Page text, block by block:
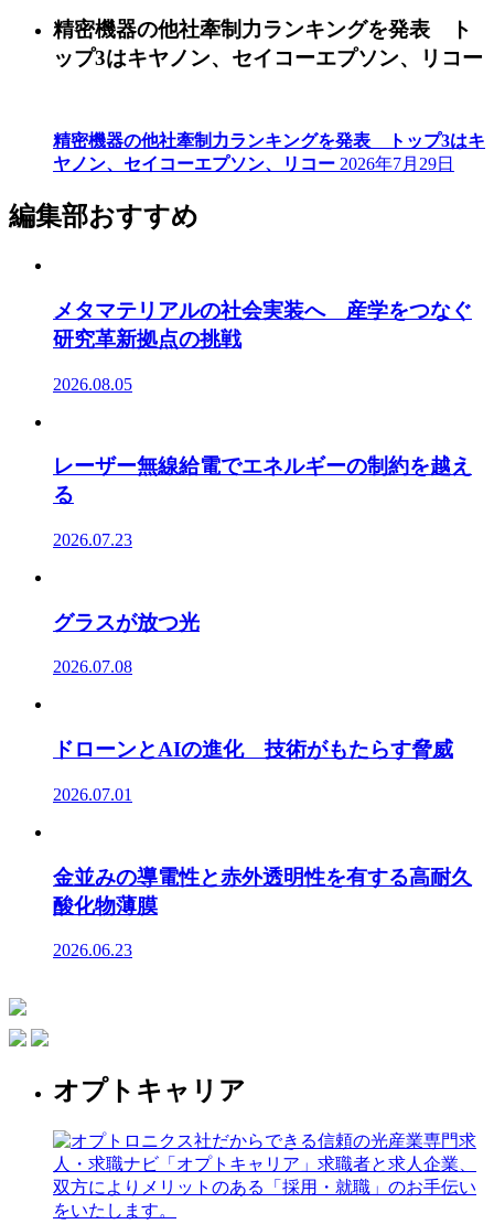
精密機器の他社牽制力ランキングを発表 ト
ップ3はキヤノン、セイコーエプソン、リコー
精密機器の他社牽制力ランキングを発表 トップ3はキ
ヤノン、セイコーエプソン、リコー 2026年7月29日
編集部おすすめ
メタマテリアルの社会実装へ 産学をつなぐ
研究革新拠点の挑戦
2026.08.05
レーザー無線給電でエネルギーの制約を越え
る
2026.07.23
グラスが放つ光
2026.07.08
ドローンとAIの進化 技術がもたらす脅威
2026.07.01
金並みの導電性と赤外透明性を有する高耐久
酸化物薄膜
2026.06.23
オプトキャリア